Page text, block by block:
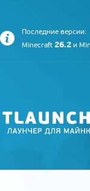
Последние версии:
Minecraft 26.2 и